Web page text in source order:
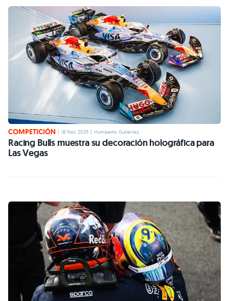
COMPETICIÓN | 18 Nov 2025 | Humberto Gutiérrez
Racing Bulls muestra su decoración holográfica para
Las Vegas